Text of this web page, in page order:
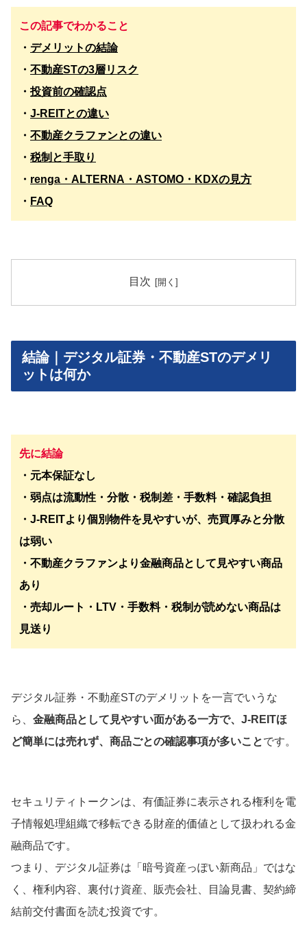
この記事でわかること
・ デメリットの結論
・ 不動産STの3層リスク
・投資前の確認点
・ J-REITとの違い
・ 不動産クラファンとの違い
・ 税制と手取り
・ renga・ALTERNA・ASTOMO・KDXの見方
・ FAQ
目次
結論｜デジタル証券・不動産STのデメリ
ットは何か
先に結論
・元本保証なし
・弱点は流動性・分散・税制差・手数料・確認負担
・J-REITより個別物件を見やすいが、売買厚みと分散
は弱い
・不動産クラファンより金融商品として見やすい商品
あり
・売却ルート・LTV・手数料・税制が読めない商品は
見送り
デジタル証券・不動産STのデメリットを一言でいうな
ら、 金融商品として見やすい面がある一方で、J-REITほ
ど簡単には売れず、商品ごとの確認事項が多いことです。
セキュリティトークンは、有価証券に表示される権利を電
子情報処理組織で移転できる財産的価値として扱われる金
融商品です。
つまり、デジタル証券は「暗号資産っぽい新商品」ではな
く、権利内容、裏付け資産、販売会社、目論見書、契約締
結前交付書面を読む投資です。